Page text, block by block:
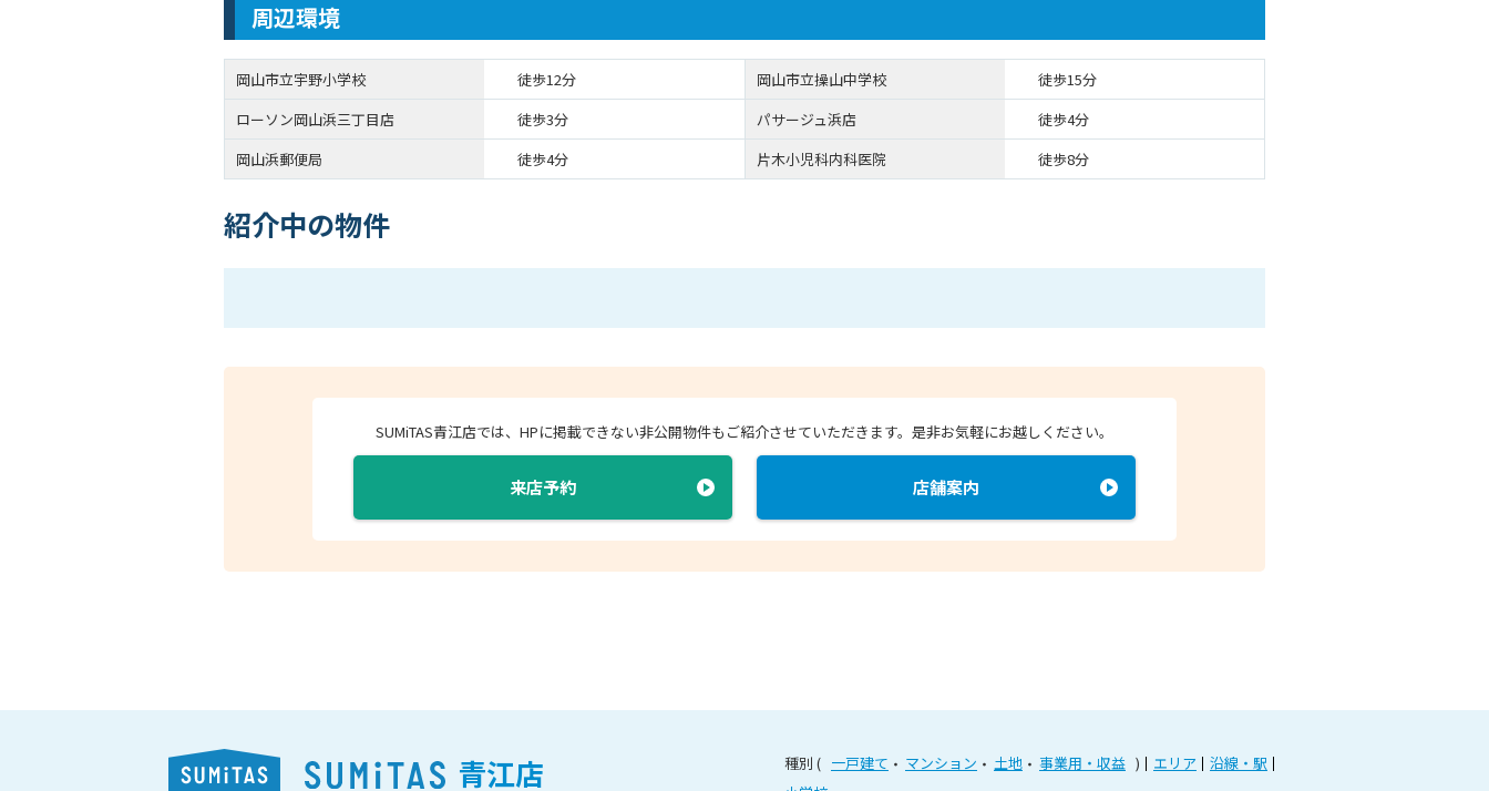
周辺環境
岡山市立宇野小学校 徒歩12分 岡山市立操山中学校
徒歩15分
ローソン岡山浜三丁目店
徒歩3分 パサージュ浜店
徒歩4分
岡山浜郵便局
徒歩4分 片木小児科内科医院 徒歩8分
紹介中の物件
SUMiTAS青江店では、HPに掲載できない非公開物件もご紹介させていただきます。 是非お気軽にお越しください。
来店予約 店舗案内
青江店 種別 一戸建て マンション 土地 事業用・収益 エリア
沿線・駅